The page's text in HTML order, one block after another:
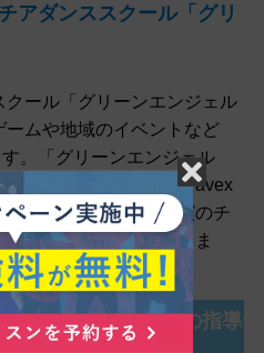
アダンススクール「グリ
ール「グリーンエンジェル
ムや地域のイベントなど
。「グリーンエンジェル
養われるだけでなく、avex
の指導、メディア出演のチ
力的なポイントがありま
インストラクターの指導